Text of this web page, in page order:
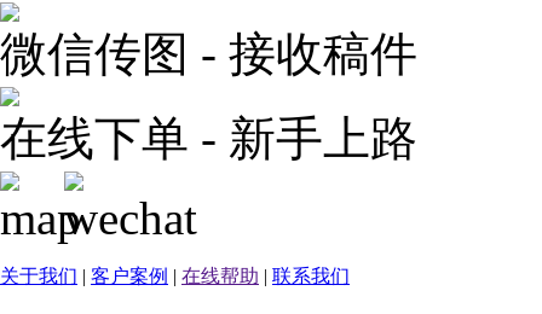
微信传图 - 接收稿件
在线下单 - 新手上路
关于我们 | 客户案例 | 在线帮助 | 联系我们